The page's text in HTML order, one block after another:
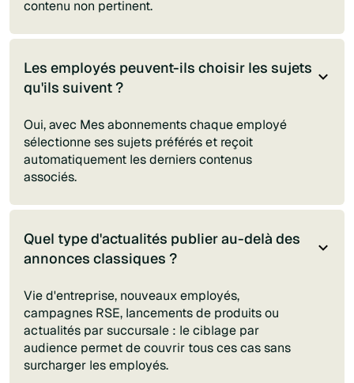
contenu non pertinent.
Les employés peuvent-ils choisir les sujets
qu'ils suivent ?
Oui, avec Mes abonnements chaque employé
sélectionne ses sujets préférés et reçoit
automatiquement les derniers contenus
associés.
Quel type d'actualités publier au-delà des
annonces classiques ?
Vie d'entreprise, nouveaux employés,
campagnes RSE, lancements de produits ou
actualités par succursale : le ciblage par
audience permet de couvrir tous ces cas sans
surcharger les employés.